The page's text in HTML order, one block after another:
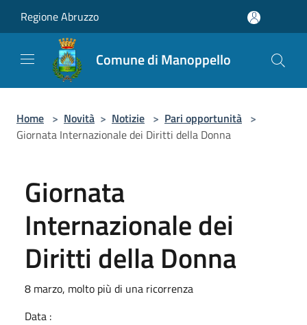
Regione Abruzzo
Comune di Manoppello
Home > Novità > Notizie > Pari opportunità >
Giornata Internazionale dei Diritti della Donna
Giornata
Internazionale dei
Diritti della Donna
8 marzo, molto più di una ricorrenza
Data :